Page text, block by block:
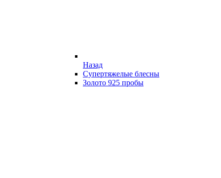
Назад
Супертяжелые блесны
Золото 925 пробы